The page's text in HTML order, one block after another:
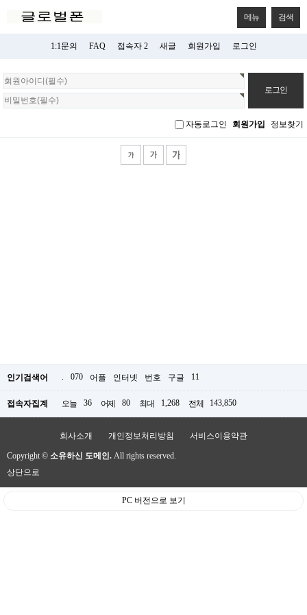
메뉴 검색
1:1문의 FAQ 접속자 2 새글 회원가입 로그인
회
원
로
자동로그인 회원가입 정보찾기
인기검색어 . 070 어플 인터넷 번호 구글 11
접속자집계 오늘 36 어제 80 최대 1,268 전체 143,850
회사소개 개인정보처리방침 서비스이용약관
Copyright © 소유하신 도메인. All rights reserved.
상단으로
PC 버전으로 보기